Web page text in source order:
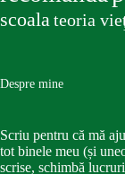
scoalateoria
Despre mine
Scriu pentru că mă
tot binele meu (și
scrise, schimbă